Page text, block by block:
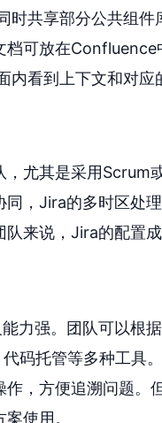
共享部分公共组件
档可放在Confluence
看到上下文和对应
尤其是采用Scrum
，Jira的多时区处
来说，Jira的配置
力强。团队可以根
码托管等多种工具
，方便追溯问题。
使用。